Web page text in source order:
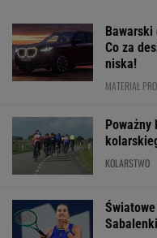
Co za
niska!
MATERIAŁ
Poważny
KOLARSTWO